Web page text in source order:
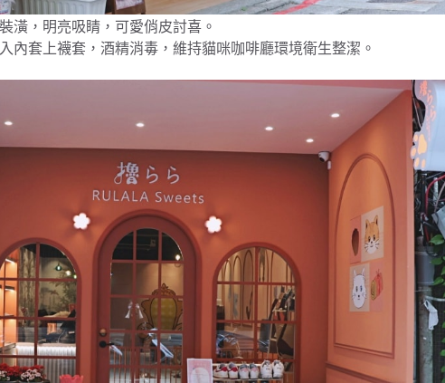
潢，明亮吸睛，可愛俏皮討喜。
內套上襪套，酒精消毒，維持貓咪咖啡廳環境衛生整潔。